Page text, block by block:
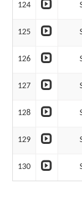
124
125
126
127
128
129
130